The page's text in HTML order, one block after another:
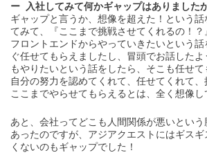
入社してみて何かギャップはありました
ギャップと言うか、想像を超えた！という
てみて、『ここまで挑戦させてくれるの！？
フロントエンドからやっていきたいという
ぐ任せてもらえましたし、冒頭でお話した
もやりたいという話をしたら、そこも任せて
自分の努力を認めてくれて、任せてくれて、
ここまでやらせてもらえるとは、全く想像し
あと、会社ってどこも人間関係が悪いとい
あったのですが、アジアクエストにはギス
くないのもギャップでした！